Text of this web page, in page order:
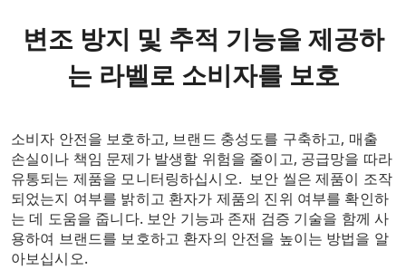
변조 방지 및 추적 기능을 제공하
는 라벨로 소비자를 보호
소비자 안전을 보호하고, 브랜드 충성도를 구축하고, 매출
손실이나 책임 문제가 발생할 위험을 줄이고, 공급망을 따라
유통되는 제품을 모니터링하십시오. 보안 씰은 제품이 조작
되었는지 여부를 밝히고 환자가 제품의 진위 여부를 확인하
는 데 도움을 줍니다. 보안 기능과 존재 검증 기술을 함께 사
용하여 브랜드를 보호하고 환자의 안전을 높이는 방법을 알
아보십시오.